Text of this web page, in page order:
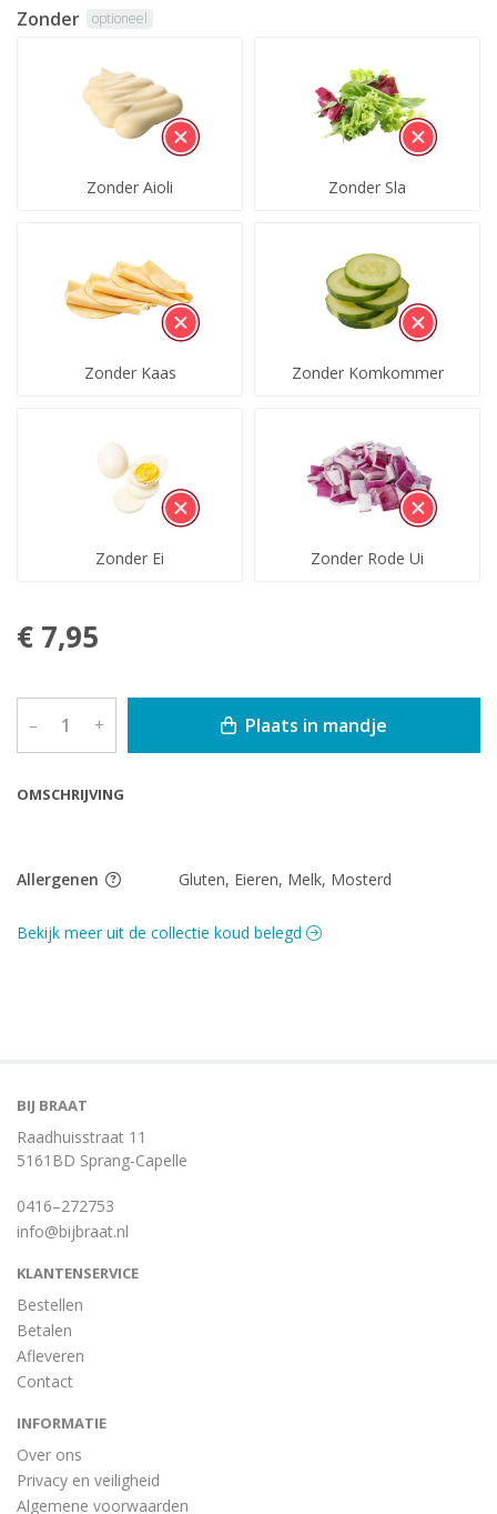
OMSCHRIJVING
Zonder optioneel
Zonder Aioli Zonder Sla
Zonder Kaas Zonder Komkommer
Zonder Ei Zonder Rode Ui
€ 7,95
– + Plaats in mandje
Allergenen Gluten, Eieren, Melk, Mosterd
Bekijk meer uit de collectie koud belegd
BIJ BRAAT
Raadhuisstraat 11
5161BD Sprang-Capelle
0416–272753
info@bijbraat.nl
KLANTENSERVICE
Bestellen
Betalen
Afleveren
Contact
INFORMATIE
Over ons
Privacy en veiligheid
Algemene voorwaarden